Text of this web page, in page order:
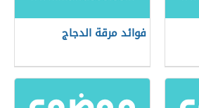
فوائد مرقة الدجاج